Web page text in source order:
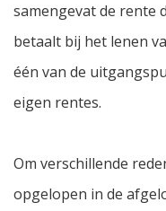
samengevat de rente
betaalt bij het lenen
één van de
eigen rentes.
Om verschillende
opgelopen in de